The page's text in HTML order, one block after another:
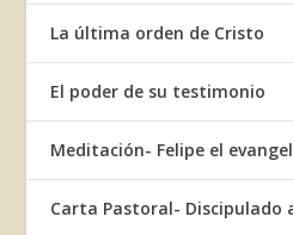
La última orden de Cristo
El poder de su testimonio
Meditación- Felipe el
Carta Pastoral- Discipulado